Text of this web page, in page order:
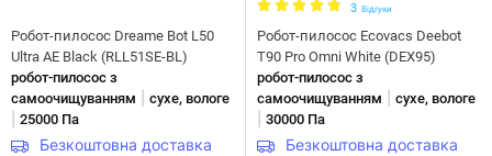
Робот-пилосос Dreame Bot L50
Ultra AE Black (RLL51SE-BL)
робот-пилосос з
самоочищуванням
сухе, вологе
25000 Па
Безкоштовна доставка
3 Відгуки
Робот-пилосос Ecovacs Deebot
T90 Pro Omni White (DEX95)
робот-пилосос з
самоочищуванням
сухе, вологе
30000 Па
Безкоштовна доставка